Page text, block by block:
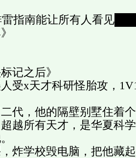
雷指南能让所有人看见
记之后》
x天才科研怪胎攻，
代，他的隔壁别墅住着
越所有天才，是华夏科
炸学校毁电脑，把他藏